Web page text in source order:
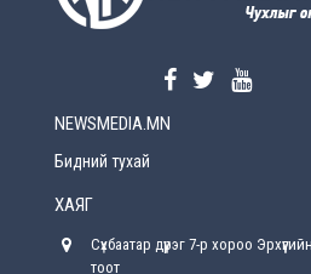
2026-08-5
хүрсэн өгөөжөөрөө
NEWSMEDIA.MN
Бидний тухай
ХАЯГ
Сүхбаатар дүүрэг 7-р хороо
тоот